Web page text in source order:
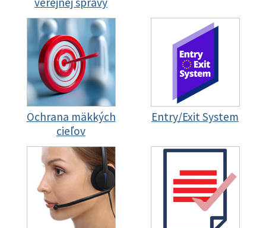
Ochrana mäkkých
cieľov
Entry/Exit System